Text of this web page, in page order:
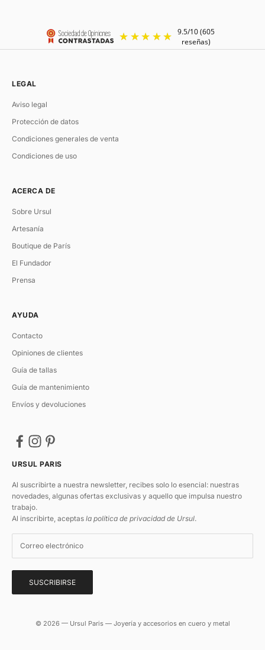
LEGAL
Aviso legal
Protección de datos
Condiciones generales de venta
Condiciones de uso
ACERCA DE
Sobre Ursul
Artesanía
Boutique de París
El Fundador
Prensa
AYUDA
Contacto
Opiniones de clientes
Guía de tallas
Guía de mantenimiento
Envíos y devoluciones
URSUL PARIS
Al suscribirte a nuestra newsletter, recibes solo lo esencial: nuestras
novedades, algunas ofertas exclusivas y aquello que impulsa nuestro
trabajo.
Al inscribirte, aceptas la política de privacidad de Ursul.
SUSCRIBIRSE
© 2026 — Ursul Paris — Joyería y accesorios en cuero y metal